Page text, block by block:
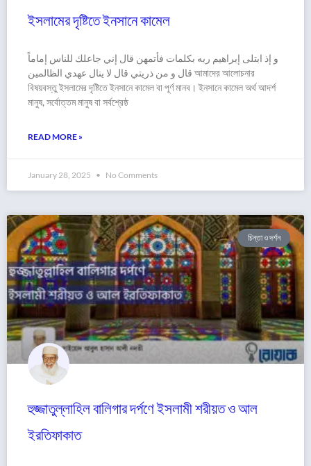
ইসলামের দৃষ্টিতে ইনসানে কামেল
و إذ ابتلى إبراهيم ربه بكلمات فأتمهن قال إني جاعلك للناس إماماً
قال و من ذريتي قال لا ينال عهدي الظالمين আমাদের আলোচনার
বিষয়বস্তু ইসলামের দৃষ্টিতে ইনসানে কামেল বা পূর্ণ মানব। ইনসানে কামেল অর্থ আদর্শ
মানুষ, সর্বোত্তম মানুষ বা সর্বশ্রেষ্ঠ
READ MORE »
January 28, 2025 No Comments
চিন্তা ও দর্শন
হুজ্জাতুল্লাহিল বালিগার দর্পণে ইসলামী শরীয়ত ও আল
ইরতিফাকাত